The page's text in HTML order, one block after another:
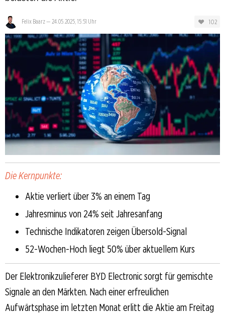
Felix Baarz— 24.05.2025, 15:51 Uhr 102
Die Kernpunkte:
Aktie verliert über 3% an einem Tag
Jahresminus von 24% seit Jahresanfang
Technische Indikatoren zeigen Übersold-Signal
52-Wochen-Hoch liegt 50% über aktuellem Kurs
Der Elektronikzulieferer BYD Electronic sorgt für gemischte
Signale an den Märkten. Nach einer erfreulichen
Aufwärtsphase im letzten Monat erlitt die Aktie am Freitag